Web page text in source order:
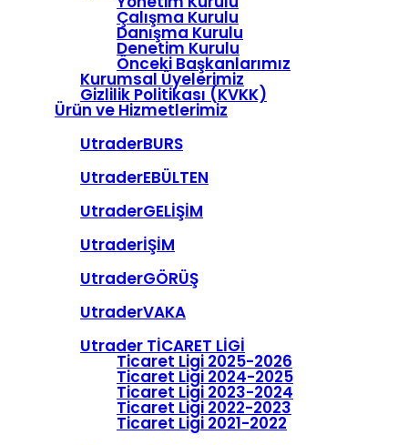
Çalışma Kurulu
Danışma Kurulu
Denetim Kurulu
Önceki Başkanlarımız
Kurumsal Üyelerimiz
Gizlilik Politikası (KVKK)
Ürün ve Hizmetlerimiz
UtraderBURS
UtraderEBÜLTEN
UtraderGELİŞİM
UtraderİŞİM
UtraderGÖRÜŞ
UtraderVAKA
Utrader TİCARET LİGİ
Ticaret Ligi 2025-2026
Ticaret Ligi 2024-2025
Ticaret Ligi 2023-2024
Ticaret Ligi 2022-2023
Ticaret Ligi 2021-2022